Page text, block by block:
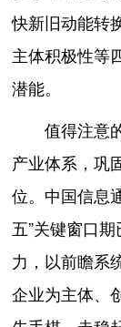
快新旧动能转
主体积极性等
潜能。
值得注意的
产业体系，巩
位。中国信息
五”关键窗口
力，以前瞻系
企业为主体、